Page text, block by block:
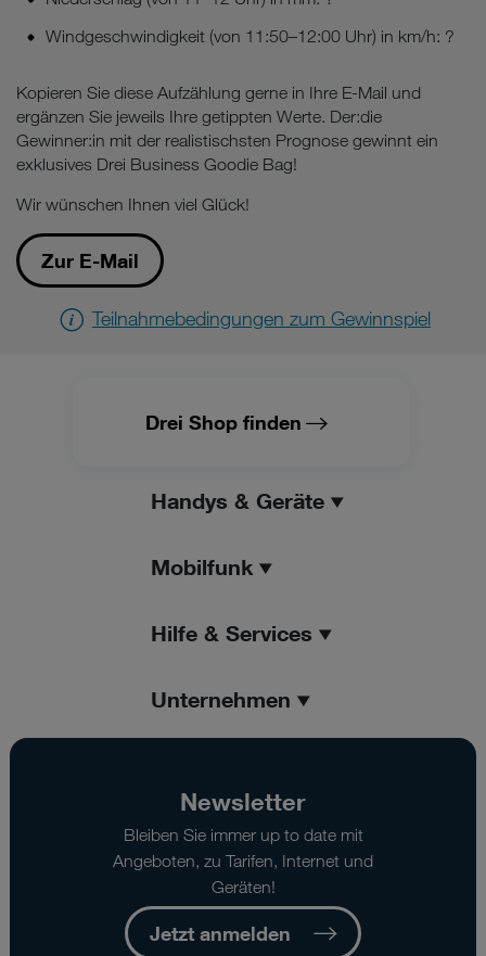
Windgeschwindigkeit (von 11:50–12:00 Uhr) in km/h: ?
Kopieren Sie diese Aufzählung gerne in Ihre E-Mail und
ergänzen Sie jeweils Ihre getippten Werte. Der:die
Gewinner:in mit der realistischsten Prognose gewinnt ein
exklusives Drei Business Goodie Bag!
Wir wünschen Ihnen viel Glück!
Zur E-Mail
Teilnahmebedingungen zum Gewinnspiel
Drei Shop finden
Handys & Geräte
Mobilfunk
Hilfe & Services
Unternehmen
Newsletter
Bleiben Sie immer up to date mit
Angeboten, zu Tarifen, Internet und
Geräten!
Jetzt anmelden